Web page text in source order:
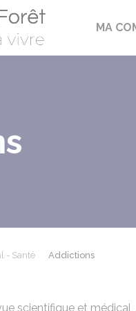
Chambon-
MA
- Santé Addictions
scientifique et